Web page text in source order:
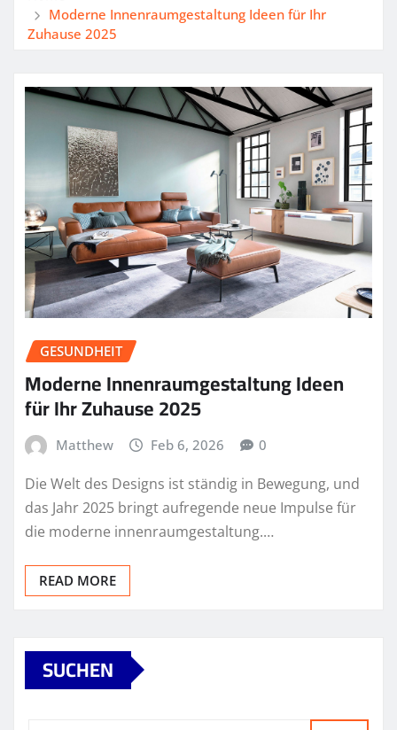
Moderne Innenraumgestaltung Ideen für Ihr
Zuhause 2025
GESUNDHEIT
Moderne Innenraumgestaltung Ideen
für Ihr Zuhause 2025
Matthew Feb 6, 2026 0
Die Welt des Designs ist ständig in Bewegung, und
das Jahr 2025 bringt aufregende neue Impulse für
die moderne innenraumgestaltung.…
READ MORE
SUCHEN